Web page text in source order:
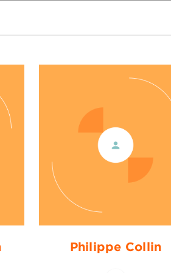
Philippe Collin